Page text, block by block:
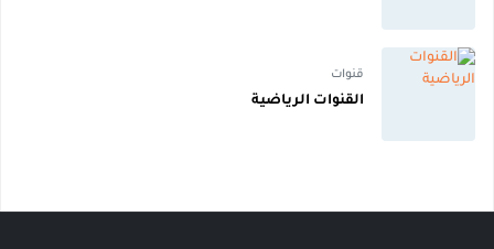
قنوات
القنوات الرياضية